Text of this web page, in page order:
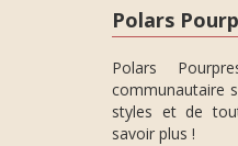
Polars
Polars
communautaire
styles et de
savoir plus !